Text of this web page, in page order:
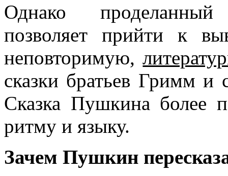
Однако проделанный
позволяет прийти к
неповторимую,
сказки братьев Гримм
Сказка Пушкина более
ритму и языку.
Зачем Пушкин